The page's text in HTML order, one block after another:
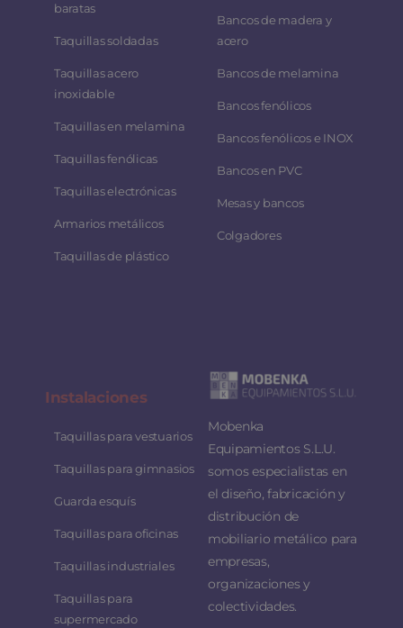
baratas
Taquillas soldadas
Taquillas acero
inoxidable
Taquillas en melamina
Taquillas fenólicas
Taquillas electrónicas
Armarios metálicos
Taquillas de plástico
Bancos de madera y
acero
Bancos de melamina
Bancos fenólicos
Bancos fenólicos e INOX
Bancos en PVC
Mesas y bancos
Colgadores
Instalaciones
Taquillas para vestuarios
Taquillas para gimnasios
Guarda esquís
Taquillas para oficinas
Taquillas industriales
Taquillas para
supermercado
Mobenka
Equipamientos S.L.U.
somos especialistas en
el diseño, fabricación y
distribución de
mobiliario metálico para
empresas,
organizaciones y
colectividades.